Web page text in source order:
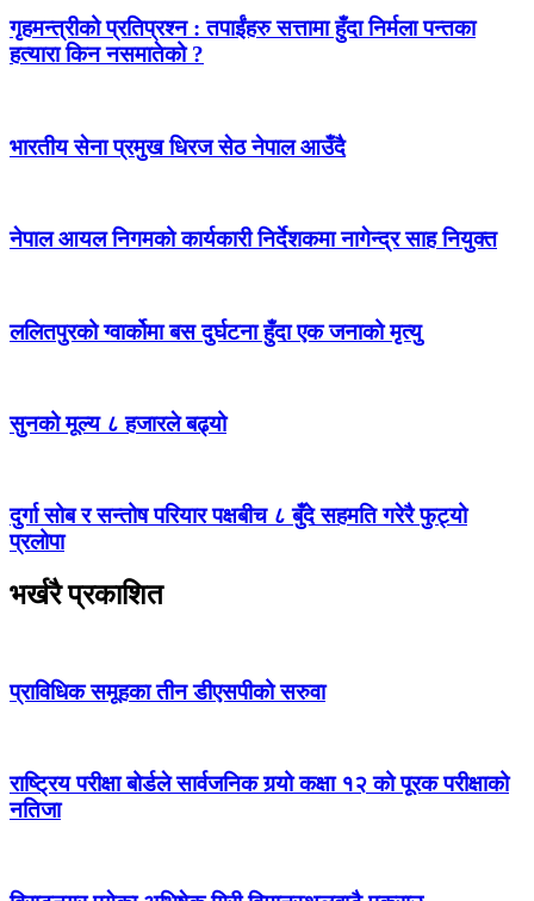
गृहमन्त्रीको प्रतिप्रश्न : तपाईंहरु सत्तामा हुँदा निर्मला पन्तका
हत्यारा किन नसमातेको ?
भारतीय सेना प्रमुख धिरज सेठ नेपाल आउँदै
नेपाल आयल निगमको कार्यकारी निर्देशकमा नागेन्द्र साह नियुक्त
ललितपुरको ग्वार्कोमा बस दुर्घटना हुँदा एक जनाको मृत्यु
सुनको मूल्य ८ हजारले बढ्यो
दुर्गा सोब र सन्तोष परियार पक्षबीच ८ बुँदे सहमति गरेरै फुट्यो
प्रलोपा
भर्खरै प्रकाशित
प्राविधिक समूहका तीन डीएसपीको सरुवा
राष्ट्रिय परीक्षा बोर्डले सार्वजनिक गर्‍यो कक्षा १२ को पूरक परीक्षाको
नतिजा